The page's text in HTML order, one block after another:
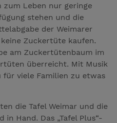
zum Leben nur geringe
stehen und die
der Weimarer
Zuckertüte kaufen.
am Zuckertütenbaum im
überreicht. Mit Musik
für viele Familien zu etwas
die Tafel Weimar und die
in Hand. Das „Tafel Plus“-